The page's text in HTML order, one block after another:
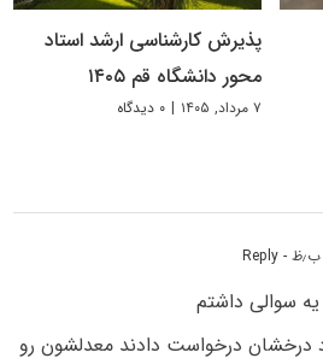
پذیرش کارشناسی ارشد استاد
محور دانشگاه قم ۱۴۰۵
۷ مرداد, ۱۴۰۵ | ۰ دیدگاه
- Reply
سوالی داشتم
درخشان درخواست دادند معدلشون رو